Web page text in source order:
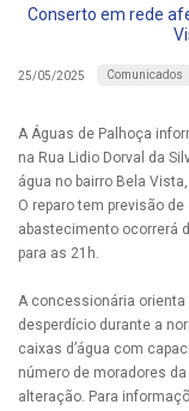
Conserto em rede
25/05/2025 Comunicados
A Águas de Palhoça
na Rua Lidio Dorval da
água no bairro Bela
O reparo tem previsão
abastecimento ocorrerá
para as 21h.
A concessionária
desperdício durante a
caixas d’água com
número de moradores
alteração. Para